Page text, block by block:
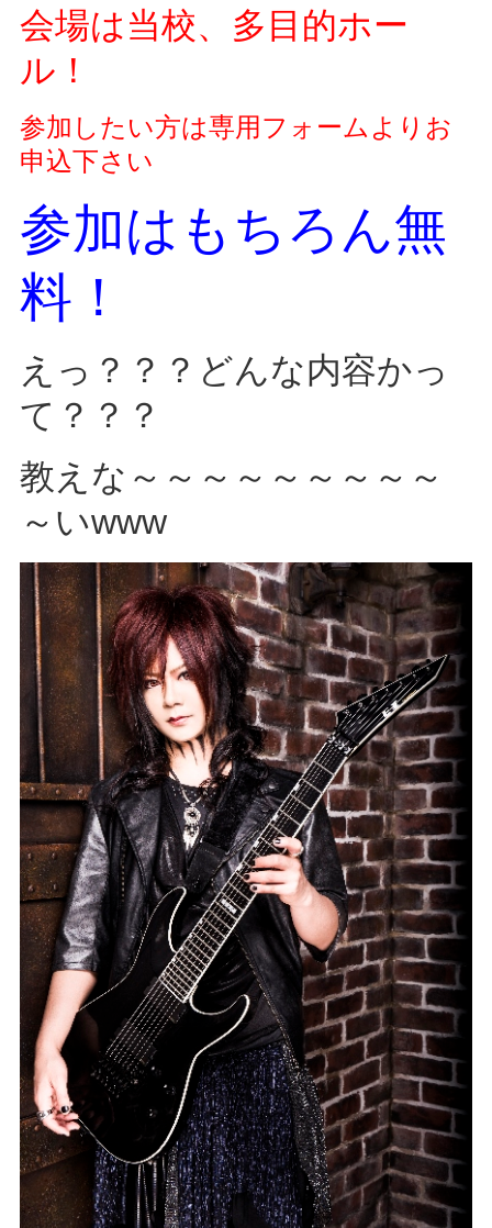
会場は当校、多目的ホー
ル！
参加したい方は専用フォームよりお
申込下さい
参加はもちろん無
料！
えっ？？？どんな内容かっ
て？？？
教えな～～～～～～～～～
～いwww